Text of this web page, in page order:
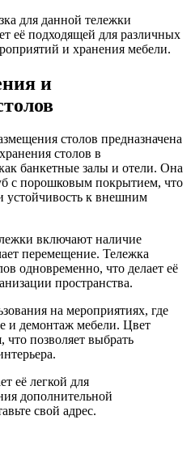
для данной тележки
её подходящей для различных
и хранения мебели.
и
столов предназначена
столов в
банкетные залы и отели. Она
с порошковым покрытием, что
устойчивость к внешним
включают наличие
перемещение. Тележка
одновременно, что делает её
пространства.
на мероприятиях, где
и демонтаж мебели. Цвет
что позволяет выбрать
её легкой для
дополнительной
свой адрес.